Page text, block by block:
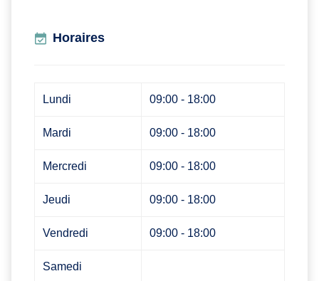
Horaires
Lundi 09:00 - 18:00
Mardi 09:00 - 18:00
Mercredi 09:00 - 18:00
Jeudi 09:00 - 18:00
Vendredi 09:00 - 18:00
Samedi